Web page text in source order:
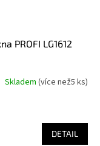
PROFI LG1612
Skladem (více než5 ks)
DETAIL